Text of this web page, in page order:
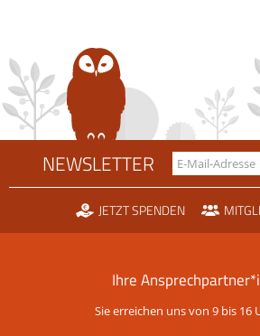
NEWSLETTER
JETZT SPENDEN
Ihre
Sie erreichen uns von 9 bis 16